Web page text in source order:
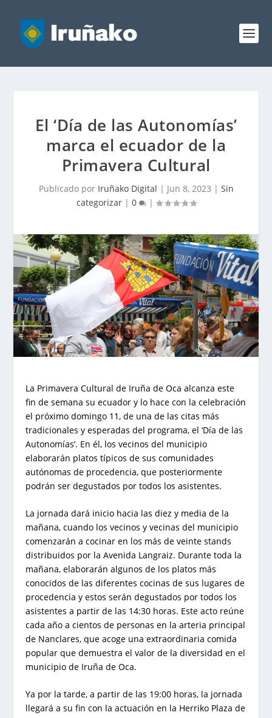
El ‘Día de las Autonomías’
marca el ecuador de la
Primavera Cultural
Publicado por Iruñako Digital | Jun 8, 2023 | Sin
categorizar| 0 |
La Primavera Cultural de Iruña de Oca alcanza este
fin de semana su ecuador y lo hace con la celebración
el próximo domingo 11, de una de las citas más
tradicionales y esperadas del programa, el ‘Día de las
Autonomías’. En él, los vecinos del municipio
elaborarán platos típicos de sus comunidades
autónomas de procedencia, que posteriormente
podrán ser degustados por todos los asistentes.
La jornada dará inicio hacia las diez y media de la
mañana, cuando los vecinos y vecinas del municipio
comenzarán a cocinar en los más de veinte stands
distribuidos por la Avenida Langraiz. Durante toda la
mañana, elaborarán algunos de los platos más
conocidos de las diferentes cocinas de sus lugares de
procedencia y estos serán degustados por todos los
asistentes a partir de las 14:30 horas. Este acto reúne
cada año a cientos de personas en la arteria principal
de Nanclares, que acoge una extraordinaria comida
popular que demuestra el valor de la diversidad en el
municipio de Iruña de Oca.
Ya por la tarde, a partir de las 19:00 horas, la jornada
llegará a su fin con la actuación en la Herriko Plaza de